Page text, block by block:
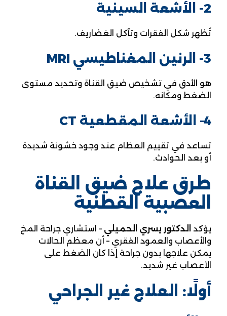
2- الأشعة السينية
تُظهر شكل الفقرات وتآكل الغضاريف.
3- الرنين المغناطيسي MRI
هو الأدق في تشخيص ضيق القناة وتحديد مستوى
الضغط ومكانه.
4- الأشعة المقطعية CT
تساعد في تقييم العظام عند وجود خشونة شديدة
أو بعد الحوادث.
طرق علاج ضيق القناة
العصبية القطنية
يؤكد الدكتور يسري الحميلي – استشاري جراحة المخ
والأعصاب والعمود الفقري – أن معظم الحالات
يمكن علاجها بدون جراحة إذا كان الضغط على
الأعصاب غير شديد.
أولًا: العلاج غير الجراحي